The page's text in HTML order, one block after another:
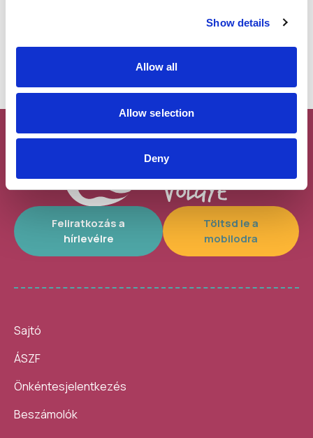
Show details
Allow all
Allow selection
Deny
Feliratkozás a
hírlevélre
Töltsd le a
mobilodra
Sajtó
ÁSZF
Önkéntesjelentkezés
Beszámolók